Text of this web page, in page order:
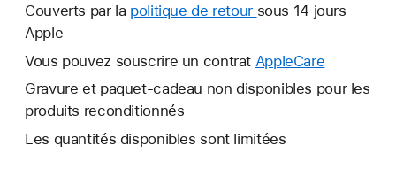
nouvelle
Couverts par la politique de retour Une
fenêtre
sous 14 jours
Apple
Vous pouvez souscrire un contrat AppleCare
nouvelle
Gravure et paquet-cadeau non disponibles pour les
produits reconditionnés
Les quantités disponibles sont limitées